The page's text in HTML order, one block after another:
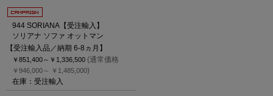
944 SORIANA【受注輸入】
ソリアナ ソファ オットマン
【受注輸入品／納期 6-8ヵ月】
￥851,400～ ￥1,336,500 (通常価格
￥946,000～ ￥1,485,000)
在庫：受注輸入